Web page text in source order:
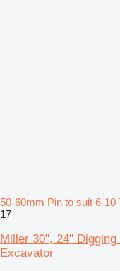
50-60mm Pin to suit 6-10
17
Miller 30", 24"
Excavator